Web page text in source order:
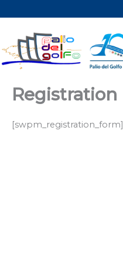
al
contenuto
Registration
[swpm_registration_form]